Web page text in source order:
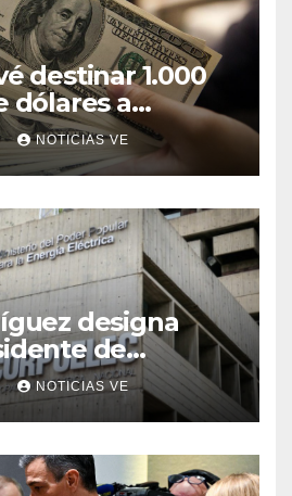
destinar 1.000
dólares a
un paquete
NOTICIAS VE
designa
de
nuevo
de Servicios
NOTICIAS VE